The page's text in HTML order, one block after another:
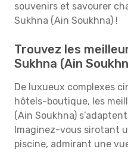
souvenirs et savourer
Sukhna (Ain Soukhna) !
Trouvez les
Sukhna (Ain
De luxueux complexes
hôtels-boutique, les
(Ain Soukhna)
Imaginez-vous sirotant
piscine, admirant une